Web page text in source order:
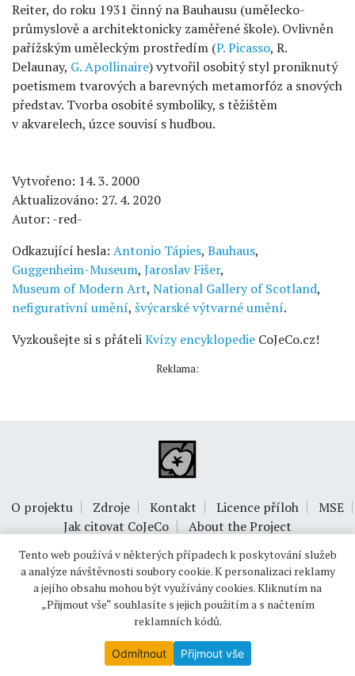
Reiter, do roku 1931 činný na Bauhausu (umělecko-
průmyslově a architektonicky zaměřené škole). Ovlivněn
pařížským uměleckým prostředím (P. Picasso, R.
Delaunay, G. Apollinaire) vytvořil osobitý styl proniknutý
poetismem tvarových a barevných metamorfóz a snových
představ. Tvorba osobité symboliky, s těžištěm
v akvarelech, úzce souvisí s hudbou.
Vytvořeno: 14. 3. 2000
Aktualizováno: 27. 4. 2020
Autor: -red-
Odkazující hesla: Antonio Tápies, Bauhaus,
Guggenheim-Museum, Jaroslav Fišer,
Museum of Modern Art, National Gallery of Scotland,
nefigurativní umění, švýcarské výtvarné umění.
Vyzkoušejte si s přáteliKvízy encyklopedie CoJeCo.cz!
Reklama:
O projektu Zdroje Kontakt Licence příloh
MSE
Jak citovat CoJeCo
About the Project
© 1999-2026OPTIMUS s.r.o.
Tento web používá v některých případech k poskytování služeb
a analýze návštěvnosti soubory cookie. K personalizaci reklamy
a jejího obsahu mohou být využívány cookies. Kliknutím na
„Přijmout vše“ souhlasíte s jejich použitím a s načtením
reklamních kódů.
Odmítnout Přijmout vše